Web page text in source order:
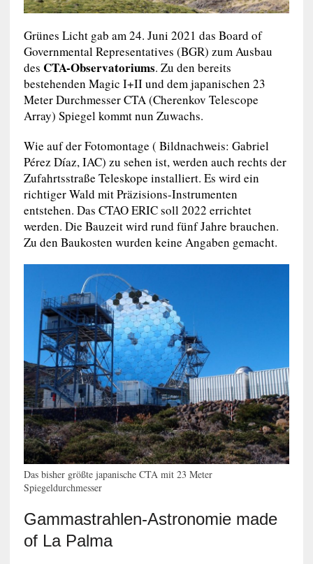
Grünes Licht gab am 24. Juni 2021 das Board of
Governmental Representatives (BGR) zum Ausbau
des CTA-Observatoriums. Zu den bereits
bestehenden Magic I+II und dem japanischen 23
Meter DurchmesserCTA(Cherenkov Telescope
Array) Spiegel kommt nun Zuwachs.
Wie auf der Fotomontage ( Bildnachweis: Gabriel
Pérez Díaz, IAC) zu sehen ist, werden auch rechts der
Zufahrtsstraße Teleskope installiert. Es wird ein
richtiger Wald mit Präzisions-Instrumenten
entstehen. Das CTAO ERIC soll 2022 errichtet
werden. Die Bauzeit wird rund fünf Jahre brauchen.
Zu den Baukosten wurden keine Angaben gemacht.
Das bisher größte japanische CTA mit 23 Meter
Spiegeldurchmesser
Gammastrahlen-Astronomie made
of La Palma